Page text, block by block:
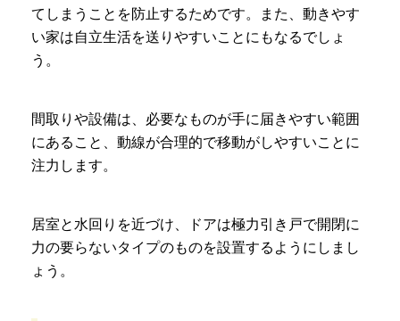
てしまうことを防止するためです。また、動きやす
い家は自立生活を送りやすいことにもなるでしょ
う。
間取りや設備は、必要なものが手に届きやすい範囲
にあること、動線が合理的で移動がしやすいことに
注力します。
居室と水回りを近づけ、ドアは極力引き戸で開閉に
力の要らないタイプのものを設置するようにしまし
ょう。